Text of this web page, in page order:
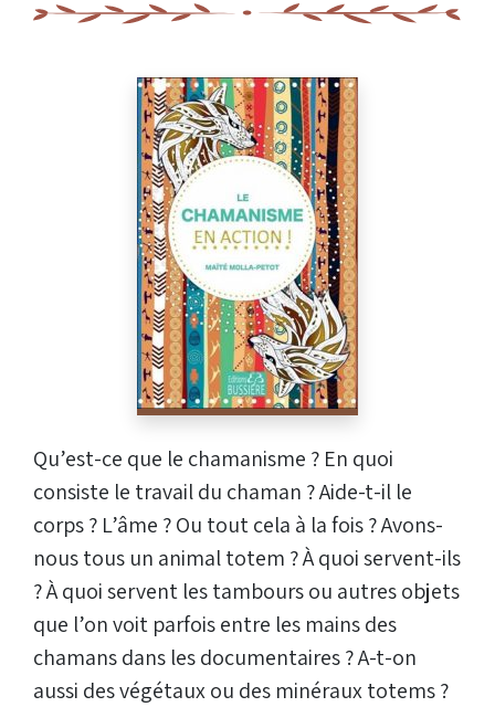
Qu’est-ce que le chamanisme ? En quoi
consiste le travail du chaman ? Aide-t-il le
corps ? L’âme ? Ou tout cela à la fois ? Avons-
nous tous un animal totem ? À quoi servent-ils
? À quoi servent les tambours ou autres objets
que l’on voit parfois entre les mains des
chamans dans les documentaires ? A-t-on
aussi des végétaux ou des minéraux totems ?